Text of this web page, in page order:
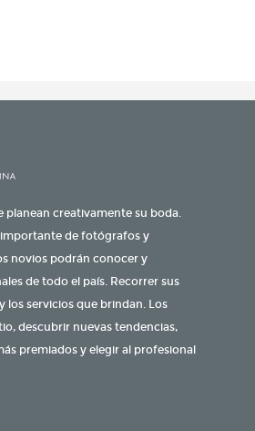
planean creativamente su boda.
de fotógrafos y
novios podrán conocer y
de todo el país. Recorrer sus
los servicios que brindan. Los
descubrir nuevas tendencias,
premiados y elegir al profesional